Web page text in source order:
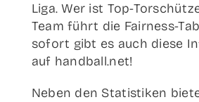
Liga. Wer ist Top-
Team führt die Fair­­ness-
sofort gibt es auch die­se
auf handball.net!
Neben den Sta­tis­ti­ken